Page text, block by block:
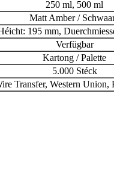
250 ml, 500 ml
Matt Amber /
195 mm,
Verfügbar
Kartong / Palette
5.000 Stéck
Transfer, Western Union,